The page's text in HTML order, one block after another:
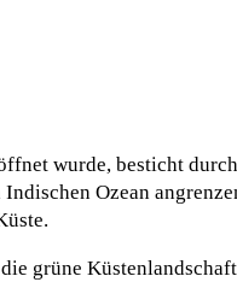
wurde, besticht
Ozean
grüne